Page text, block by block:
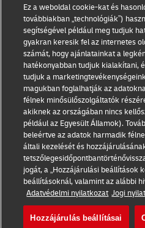
E-kereskedelmi
tanácsadás
B2B tanácsadás
Logisztikai tanácsadás
Hírek és betekintések
Szállítás DHL-lel
Kövess minket
Ez a weboldal cookie-kat és
továbbiakban „technológiák”)
segítségével például meg tudjuk
gyakran keresik fel az internetes
számát, hogy ajánlatainkat a
hatékonyabban tudjuk kialakítani,
tudjuk a
magukban foglalhatják az
félnek minősülőszolgáltatók
akiknek az országában nincs
például az Egyesült Államok).
beleértve az adatok harmadik
általi kezelését és
jogát, a „Hozzájárulási beállítások
beállításoknál, valamint az alábbi
Adatvédelmi nyilatkozat Jogi
Hozzájárulás beállításai